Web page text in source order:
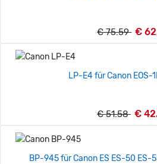
€ 75.59 €
LP-E4 für Canon EOS-
€ 51.58 €
BP-945 für Canon ES ES-50 ES-